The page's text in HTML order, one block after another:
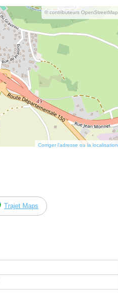
© contributeurs OpenStreetMap
Corriger l’adresse ou la localisation
Trajet Maps